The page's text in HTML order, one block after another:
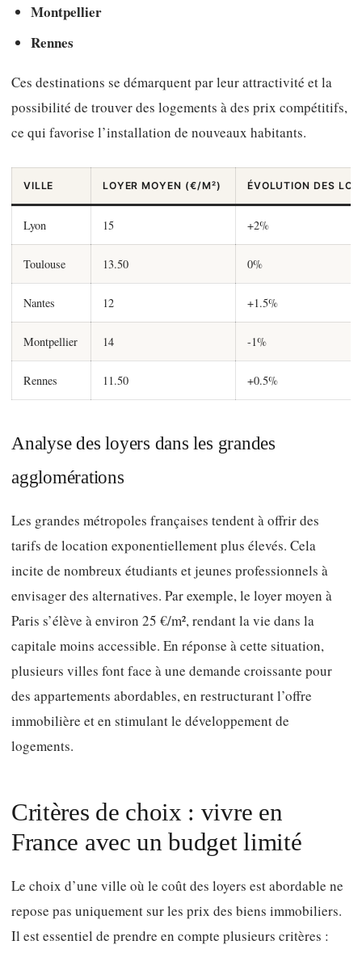
Montpellier
Rennes
Ces destinations se démarquent par leur attractivité et la
possibilité de trouver des logements à des prix compétitifs,
ce qui favorise l’installation de nouveaux habitants.
VILLE LOYER MOYEN (€/M²) ÉVOLUTION DES
Lyon 15 +2%
Toulouse 13.50 0%
Nantes 12 +1.5%
Montpellier 14 -1%
Rennes 11.50 +0.5%
Analyse des loyers dans les grandes
agglomérations
Les grandes métropoles françaises tendent à offrir des
tarifs de location exponentiellement plus élevés. Cela
incite de nombreux étudiants et jeunes professionnels à
envisager des alternatives. Par exemple, le loyer moyen à
Paris s’élève à environ 25 €/m², rendant la vie dans la
capitale moins accessible. En réponse à cette situation,
plusieurs villes font face à une demande croissante pour
des appartements abordables, en restructurant l’offre
immobilière et en stimulant le développement de
logements.
Critères de choix : vivre en
France avec un budget limité
Le choix d’une ville où le coût des loyers est abordable ne
repose pas uniquement sur les prix des biens immobiliers.
Il est essentiel de prendre en compte plusieurs critères :